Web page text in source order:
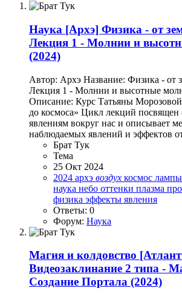
Наука [Архэ] Физика - от
Лекция 1 - Молнии и
(2024)
Автор: Архэ Название: Физика - от
Лекция 1 - Молнии и высотные
Описание: Курс Татьяны
до космоса» Цикл лекций посвящен
явлениям вокруг нас и описывает
наблюдаемых явлений и эффектов
Брат Тук
Тема
25 Окт 2024
2024 архэ воздух космос лампы
наука небо оттенки плазма
физика эффекты явления
Ответы: 0
Форум: Наука
Магия и колдовство
Видеозаклинание 2 типа -
Создание Портала (2024)